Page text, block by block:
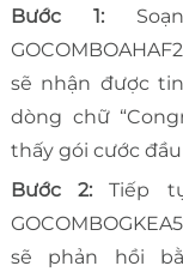
Bước 1:
sẽ nhận được
dòng chữ
thấy gói cước
Bước 2:Tiếp
sẽ phản hồi